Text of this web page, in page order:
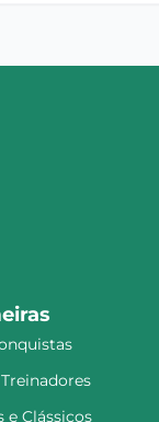
e Clássicos